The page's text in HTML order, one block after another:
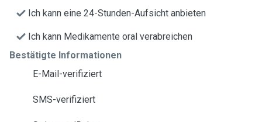
Ich kann eine 24-Stunden-Aufsicht anbieten
Ich kann Medikamente oral verabreichen
Bestätigte Informationen
E-Mail-verifiziert
SMS-verifiziert